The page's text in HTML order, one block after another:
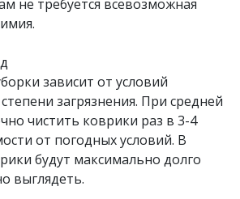
не требуется всевозможная
зависит от условий
загрязнения. При средней
чистить коврики раз в 3-4
от погодных условий. В
будут максимально долго
выглядеть.